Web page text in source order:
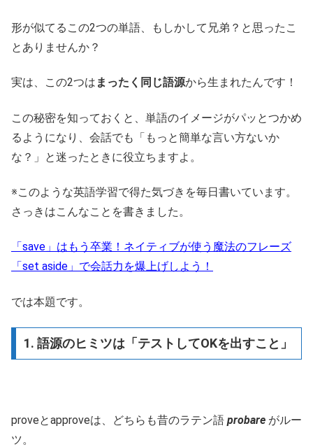
形が似てるこの2つの単語、もしかして兄弟？と思ったこ
とありませんか？
実は、この2つは まったく同じ語源から生まれたんです！
この秘密を知っておくと、単語のイメージがパッとつかめ
るようになり、会話でも「もっと簡単な言い方ないか
な？」と迷ったときに役立ちますよ。
※このような英語学習で得た気づきを毎日書いています。
さっきはこんなことを書きました。
「save」はもう卒業！ネイティブが使う魔法のフレーズ
「set aside」で会話力を爆上げしよう！
では本題です。
1. 語源のヒミツは「テストしてOKを出すこと」
proveとapproveは、どちらも昔のラテン語 probare がルー
ツ。